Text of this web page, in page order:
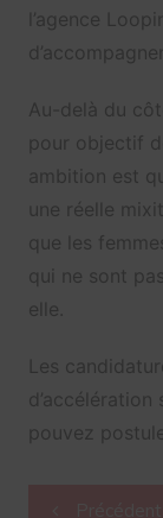
l’agence
Au-delà du
pour objectif
ambition est
une réelle
que les
qui ne sont
elle.
Les
d’accélération
pouvez